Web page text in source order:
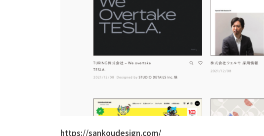
https://sankoudesign.com/